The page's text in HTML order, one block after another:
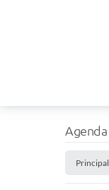
Agenda
Principal